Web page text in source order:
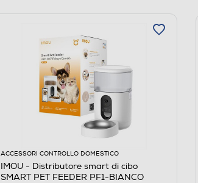
ACCESSORI CONTROLLO DOMESTICO
IMOU - Distributore smart di cibo
SMART PET FEEDER PF1-BIANCO